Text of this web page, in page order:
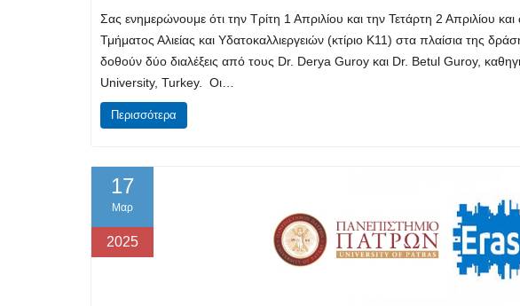
Σας ενημερώνουμε ότι την Τρίτη 1 Απριλίου και την Τετάρτη 2 Απριλίου
Τμήματος Αλιείας και Υδατοκαλλιεργειών (κτίριο Κ11) στα πλαίσια της
δοθούν δύο διαλέξεις από τους Dr. Derya Guroy και Dr. Betul Guroy,
University, Turkey. Οι…
Περισσότερα
17
Μαρ
2025